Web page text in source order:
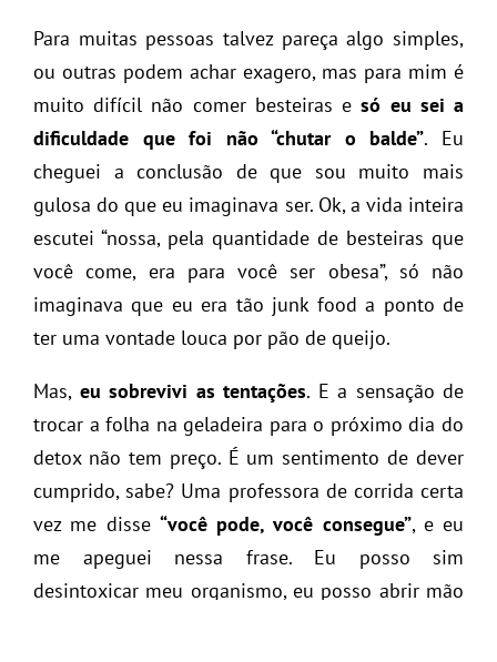
Para muitas pessoas talvez pareça algo simples,
ou outras podem achar exagero, mas para mim é
muito difícil não comer besteiras esó eu sei a
dificuldade que foi não “chutar o balde”. Eu
cheguei a conclusão de que sou muito mais
gulosa do que eu imaginava ser. Ok, a vida inteira
escutei “nossa, pela quantidade de besteiras que
você come, era para você ser obesa”, só não
imaginava que eu era tão junk food a ponto de
ter uma vontade louca por pão de queijo.
Mas, eu sobrevivi as tentações. E a sensação de
trocar a folha na geladeira para o próximo dia do
detox não tem preço. É um sentimento de dever
cumprido, sabe? Uma professora de corrida certa
vez me disse “você pode, você consegue”, e eu
me apeguei nessa frase. Eu posso sim
desintoxicar meu organismo, eu posso abrir mão